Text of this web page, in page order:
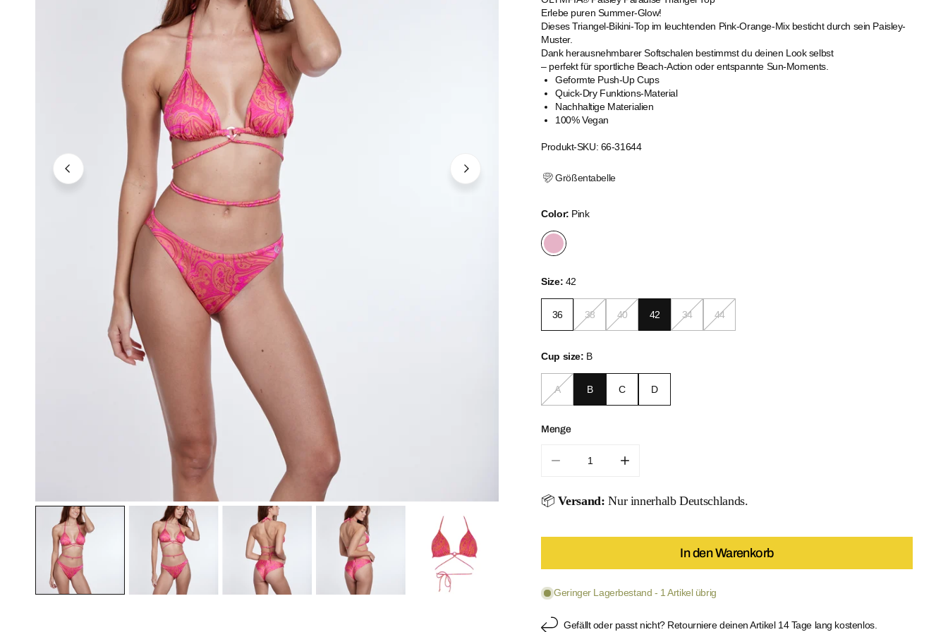
ÖFFNEN SIE MEDIEN IN DER GALERIEANSICHT
Erlebe puren Summer-Glow!
Dieses Triangel-Bikini-Top im leuchtenden Pink-Orange-Mix besticht durch sein Paisley-
Muster.
Dank herausnehmbarer Softschalen bestimmst du deinen Look selbst
– perfekt für sportliche Beach-Action oder entspannte Sun-Moments.
Geformte Push-Up Cups
Quick-Dry Funktions-Material
Nachhaltige Materialien
100% Vegan
Produkt-SKU: 66-31644
Größentabelle
Color: Pink
Size: 42
36 38 40 42 34 44
Cup size: B
A B C D
Menge
📦Versand: Nur innerhalb Deutschlands.
In den Warenkorb
Geringer Lagerbestand - 1 Artikel übrig
Gefällt oder passt nicht? Retourniere deinen Artikel 14 Tage lang kostenlos.